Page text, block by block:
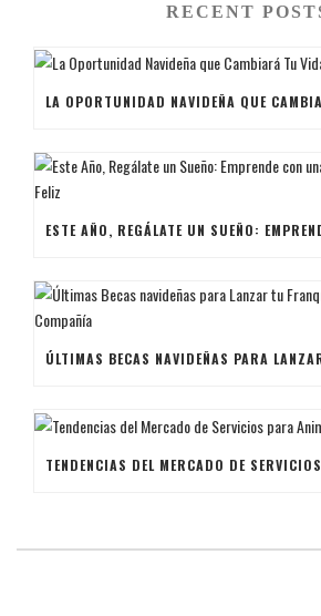
RECENT